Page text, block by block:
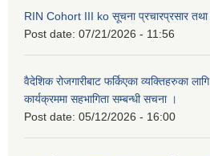
RIN Cohort III ko सूचना प्रचारप्रसार तथा
Post date: 07/21/2026 - 11:56
वैदेशिक रोजगारीबाट फर्किएका व्यक्तिहरुका
कार्यक्रममा सहभागिता सम्बन्धी सचना ।
Post date: 05/12/2026 - 16:00